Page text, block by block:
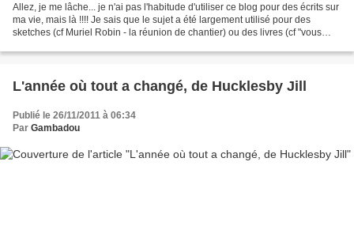
Allez, je me lâche... je n'ai pas l'habitude d'utiliser ce blog pour des écrits sur
ma vie, mais là !!!! Je sais que le sujet a été largement utilisé pour des
sketches (cf Muriel Robin - la réunion de chantier) ou des livres (cf "vous
L'année où tout a changé, de Hucklesby Jill
Publié le 26/11/2011 à 06:34
Par Gambadou